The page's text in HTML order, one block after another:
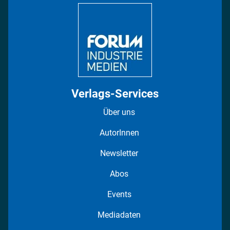
Verlags-Services
Über uns
AutorInnen
Newsletter
Abos
Events
Mediadaten